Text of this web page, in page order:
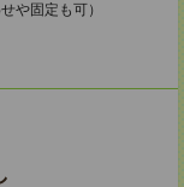
や固定も可）